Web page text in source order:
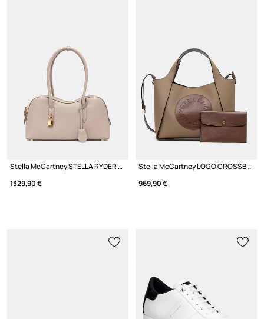
Stella McCartney STELLA RYDER чанта дамска от имитация на кожа
1329,90 €
Stella McCartney LOGO CROSSBODY чанта дамска
969,90 €